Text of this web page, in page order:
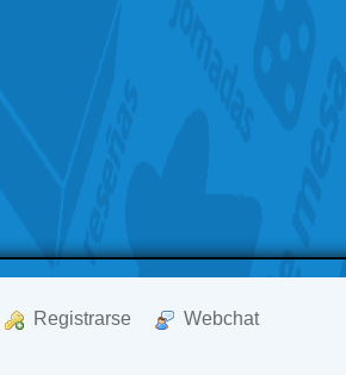
Registrarse Webchat